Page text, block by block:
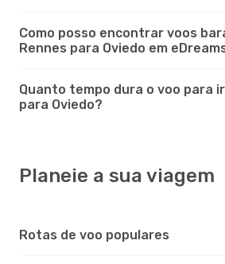
Como posso encontrar voos
Rennes para Oviedo em
Quanto tempo dura o voo para
para Oviedo?
Planeie a sua viagem
Rotas de voo populares